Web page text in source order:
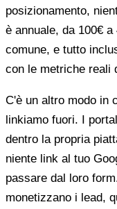
posizionamento,
è annuale, da 100€
comune, e tutto
con le metriche reali
C'è un altro modo in
linkiamo fuori. I
dentro la propria
niente link al tuo
passare dal loro
monetizzano i lead,